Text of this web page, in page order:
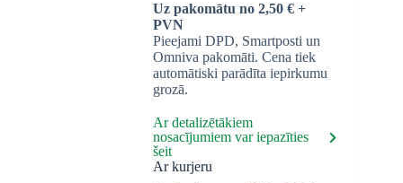
Uz pakomātu no 2,50 € +
PVN
Pieejami DPD, Smartposti un
Omniva pakomāti. Cena tiek
automātiski parādīta iepirkumu
grozā.
Ar detalizētākiem
nosacījumiem var iepazīties
šeit
Ar kurjeru